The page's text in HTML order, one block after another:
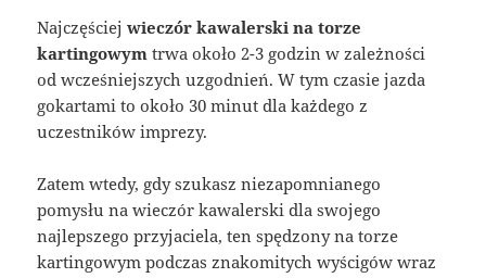
Najczęściejwieczór kawalerski na torze
kartingowym trwa około 2-3 godzin w zależności
od wcześniejszych uzgodnień. W tym czasie jazda
gokartami to około 30 minut dla każdego z
uczestników imprezy.
Zatem wtedy, gdy szukasz niezapomnianego
pomysłu na wieczór kawalerski dla swojego
najlepszego przyjaciela, ten spędzony na torze
kartingowym podczas znakomitych wyścigów wraz